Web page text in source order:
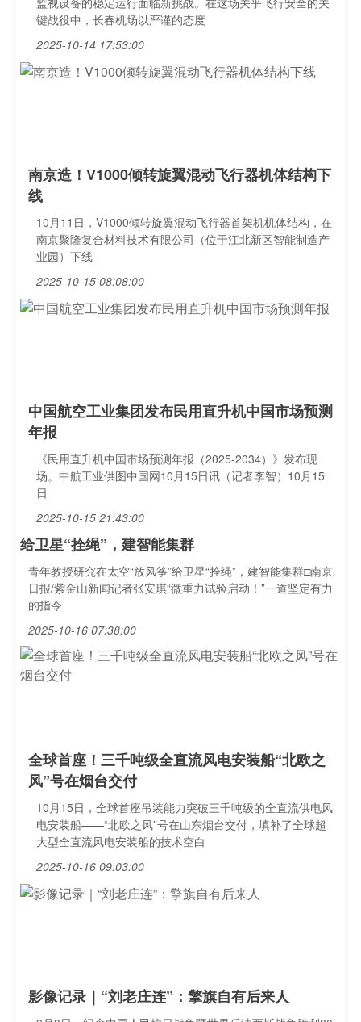
键战役中，长春机场以严谨的态度
2025-10-14 17:53:00
南京造！V1000倾转旋翼混动飞行器机体结构下
线
10月11日，V1000倾转旋翼混动飞行器首架机机体结构，在
南京聚隆复合材料技术有限公司（位于江北新区智能制造产
业园）下线
2025-10-15 08:08:00
中国航空工业集团发布民用直升机中国市场预测
年报
《民用直升机中国市场预测年报（2025-2034）》发布现
场。中航工业供图中国网10月15日讯（记者李智）10月15
日
2025-10-15 21:43:00
给卫星“拴绳”，建智能集群
青年教授研究在太空“放风筝”给卫星“拴绳”，建智能集群□南京
日报/紫金山新闻记者张安琪“微重力试验启动！”一道坚定有力
的指令
2025-10-16 07:38:00
全球首座！三千吨级全直流风电安装船“北欧之
风”号在烟台交付
10月15日，全球首座吊装能力突破三千吨级的全直流供电风
电安装船——“北欧之风”号在山东烟台交付，填补了全球超
大型全直流风电安装船的技术空白
2025-10-16 09:03:00
影像记录｜“刘老庄连”：擎旗自有后来人